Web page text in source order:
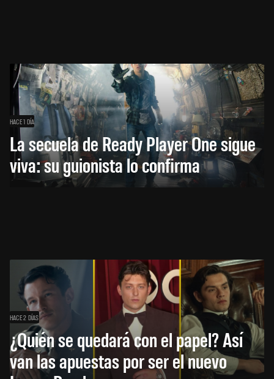
HACE 1 DÍA
La secuela de Ready Player One sigue
viva: su guionista lo confirma
HACE 2 DÍAS
¿Quién se quedará con el papel? Así
van las apuestas por ser el nuevo